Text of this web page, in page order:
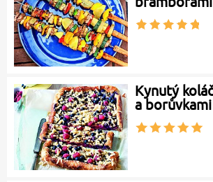
Kynutý
a borůvkami